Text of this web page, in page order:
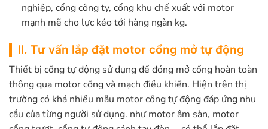
nghiệp, cổng công ty, cổng khu chế xuất với motor
mạnh mẽ cho lực kéo tới hàng ngàn kg.
II. Tư vấn lắp đặt motor cổng mở tự động
Thiết bị cổng tự động sử dụng để đóng mở cổng hoàn toàn
thông qua motor cổng và mạch điều khiển. Hiện trên thị
trường có khá nhiều mẫu motor cổng tự động đáp ứng nhu
cầu của từng người sử dụng. như motor âm sàn, motor